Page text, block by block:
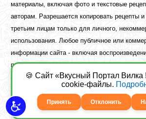
материалы, включая фото и текстовые
авторам. Разрешается копировать рецепты
третьим лицам только для личного,
использования. Любое публичное или
информации сайта - включая
публикацию или обработку - возможно лишь
предварительного письменного разрешения
Copyright ©2026 Вкусный Портал
Сайт построенfreebrush.net
🍪 Сайт «Вкусный Портал Вилка
cookie-файлы.
Принять Отклонить